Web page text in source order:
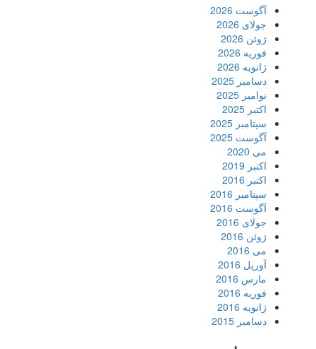
آگوست 2026
جولای 2026
ژوئن 2026
فوریه 2026
ژانویه 2026
دسامبر 2025
نوامبر 2025
اکتبر 2025
سپتامبر 2025
آگوست 2025
می 2020
اکتبر 2019
اکتبر 2016
سپتامبر 2016
آگوست 2016
جولای 2016
ژوئن 2016
می 2016
آوریل 2016
مارس 2016
فوریه 2016
ژانویه 2016
دسامبر 2015